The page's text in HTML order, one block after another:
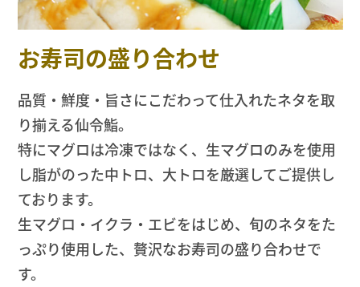
お寿司の盛り合わせ
品質・鮮度・旨さにこだわって仕入れたネタを取
り揃える仙令鮨。
特にマグロは冷凍ではなく、生マグロのみを使用
し脂がのった中トロ、大トロを厳選してご提供し
ております。
生マグロ・イクラ・エビをはじめ、旬のネタをた
っぷり使用した、贅沢なお寿司の盛り合わせで
す。